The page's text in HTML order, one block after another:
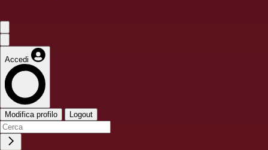
Accedi
Modifica profilo Logout